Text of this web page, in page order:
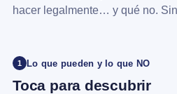
hacer legalmente… y qué no.
1 Lo que pueden y lo que NO
Toca para descubrir